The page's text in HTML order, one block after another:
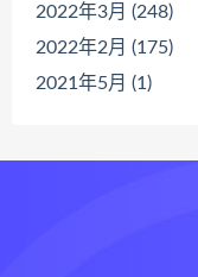
2022年3月 (248)
2022年2月 (175)
2021年5月 (1)